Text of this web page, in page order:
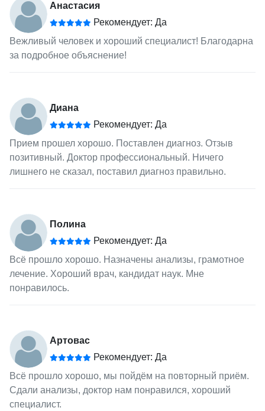
Анастасия
Рекомендует: Да
Вежливый человек и хороший специалист! Благодарна
за подробное объяснение!
Диана
Рекомендует: Да
Прием прошел хорошо. Поставлен диагноз. Отзыв
позитивный. Доктор профессиональный. Ничего
лишнего не сказал, поставил диагноз правильно.
Полина
Рекомендует: Да
Всё прошло хорошо. Назначены анализы, грамотное
лечение. Хороший врач, кандидат наук. Мне
понравилось.
Артовас
Рекомендует: Да
Всё прошло хорошо, мы пойдём на повторный приём.
Сдали анализы, доктор нам понравился, хороший
специалист.